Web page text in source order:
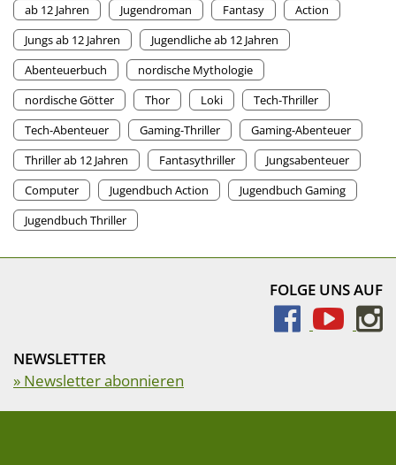
ab 12 Jahren
Jugendroman Fantasy
Action
Jungs ab 12 Jahren
Jugendliche ab 12 Jahren
Abenteuerbuch
nordische Mythologie
nordische Götter
Thor Loki
Tech-Thriller
Tech-Abenteuer
Gaming-Thriller
Gaming-Abenteuer
Thriller ab 12 Jahren
Fantasythriller
Jungsabenteuer
Computer
Jugendbuch Action
Jugendbuch Gaming
Jugendbuch Thriller
FOLGE UNS AUF
NEWSLETTER
» Newsletter abonnieren